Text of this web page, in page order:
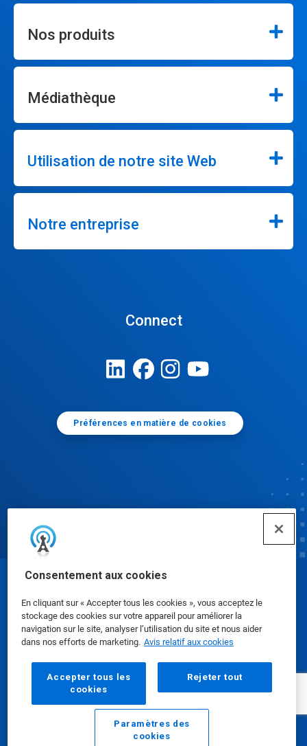
Consentement aux cookies
En cliquant sur « Accepter tous les cookies », vous acceptez le
stockage des cookies sur votre appareil pour améliorer la
navigation sur le site, analyser l’utilisation du site et nous aider
dans nos efforts de marketing. Avis relatif aux cookies
Accepter tous les
cookies
Rejeter tout
Paramètres des
cookies
Nos produits
Médiathèque
Utilisation de notre site Web
Notre entreprise
Connect
Préférences en matière de cookies
Fiches signalétiques|Politique de confidentialité
Modalités d'utilisation